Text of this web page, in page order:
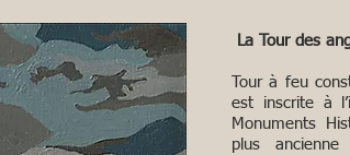
La Tour des
Tour à feu
est inscrite à
Monuments
plus